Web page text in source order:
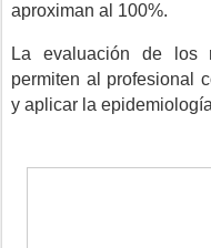
aproximan al 100%.
La evaluación de los
permiten al profesional
y aplicar la